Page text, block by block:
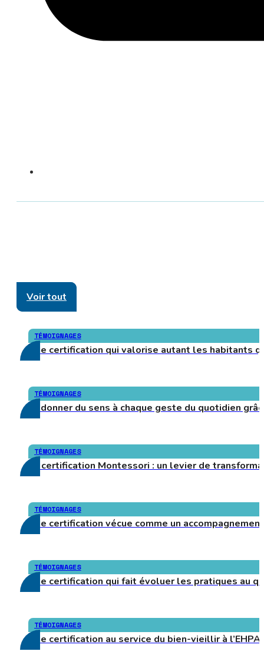
Voir tout
TÉMOIGNAGES
Une certification qui valorise autant les habitants
TÉMOIGNAGES
Redonner du sens à chaque geste du quotidien
TÉMOIGNAGES
La certification Montessori : un levier de
TÉMOIGNAGES
Une certification vécue comme un
TÉMOIGNAGES
Une certification qui fait évoluer les pratiques au
TÉMOIGNAGES
Une certification au service du bien-vieillir à